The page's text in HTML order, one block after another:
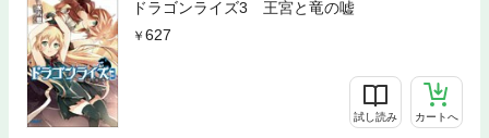
ドラゴンライズ3 王宮と竜の嘘
627
試し読み カートへ